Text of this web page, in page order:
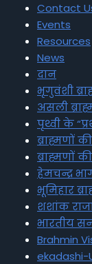
Contact
Events
Resources
News
दान
भृगुवंशी
असली
पृथ्वी के
ब्राह्मणों
ब्राह्मणों
हेमचन्द्र
भूमिहार
शशांक
भारतीय
Brahmin
ekadashi-